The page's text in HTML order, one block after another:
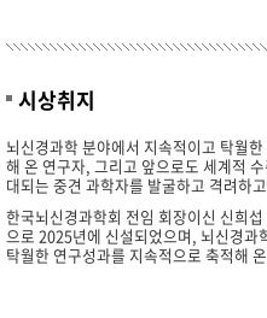
시상취지
뇌신경과학 분야에서 지속적이고 탁월
해 온 연구자, 그리고 앞으로도 세계적
대되는 중견 과학자를 발굴하고 격려하
한국뇌신경과학회 전임 회장이신 신희
으로 2025년에 신설되었으며, 뇌신경과
탁월한 연구성과를 지속적으로 축적해